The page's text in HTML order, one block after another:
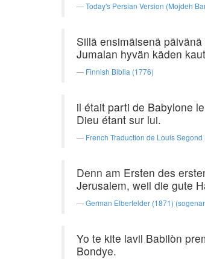
Today's Persian Version (Mojdeh
Sillä ensimäisenä
Jumalan hyvän käden
Finnish Biblia (1776)
il était parti de Babylone
Dieu étant sur lui.
French Traduction de Louis Segond
Denn am Ersten des
Jerusalem, weil die gute
German Elberfelder (1871)
Yo te kite lavil Babilòn
Bondye.